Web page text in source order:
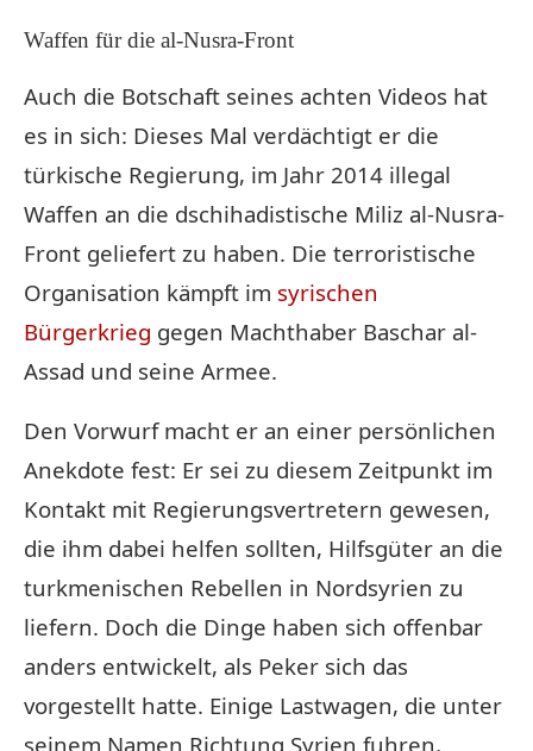
Waffen für die al-Nusra-Front
Auch die Botschaft seines achten Videos hat
es in sich: Dieses Mal verdächtigt er die
türkische Regierung, im Jahr 2014 illegal
Waffen an die dschihadistische Miliz al-Nusra-
Front geliefert zu haben. Die terroristische
Organisation kämpft im syrischen
Bürgerkrieg gegen Machthaber Baschar al-
Assad und seine Armee.
Den Vorwurf macht er an einer persönlichen
Anekdote fest: Er sei zu diesem Zeitpunkt im
Kontakt mit Regierungsvertretern gewesen,
die ihm dabei helfen sollten, Hilfsgüter an die
turkmenischen Rebellen in Nordsyrien zu
liefern. Doch die Dinge haben sich offenbar
anders entwickelt, als Peker sich das
vorgestellt hatte. Einige Lastwagen, die unter
seinem Namen Richtung Syrien fuhren,